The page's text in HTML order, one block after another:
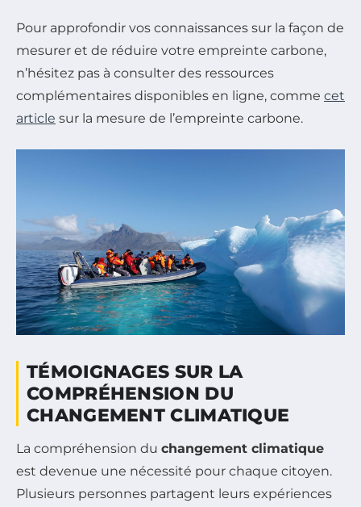
Pour approfondir vos connaissances sur la façon de
mesurer et de réduire votre empreinte carbone,
n’hésitez pas à consulter des ressources
complémentaires disponibles en ligne, comme cet
article sur la mesure de l’empreinte carbone.
TÉMOIGNAGES SUR LA
COMPRÉHENSION DU
CHANGEMENT CLIMATIQUE
La compréhension du changement climatique
est devenue une nécessité pour chaque citoyen.
Plusieurs personnes partagent leurs expériences